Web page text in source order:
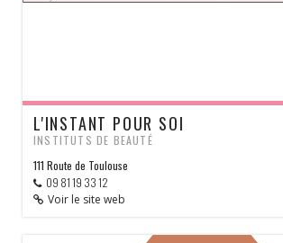
L'INSTANT POUR SOI
INSTITUTS DE BEAUTÉ
111 Route de Toulouse
09 81 19 33 12
Voir le site web